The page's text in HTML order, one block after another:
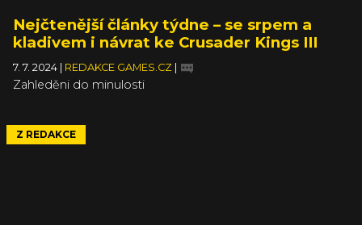
Nejčtenější články týdne – se srpem a
kladivem i návrat ke Crusader Kings III
7. 7. 2024 REDAKCE GAMES.CZ
Zahleděni do minulosti
Z REDAKCE